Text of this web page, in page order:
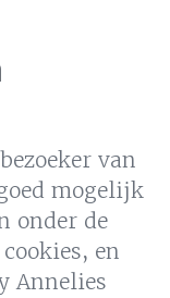
van
mogelijk
onder de
en
Annelies